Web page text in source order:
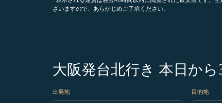
ざいますので、あらかじめご了承ください。
大阪発台北行き 本日か
出発地 目的地